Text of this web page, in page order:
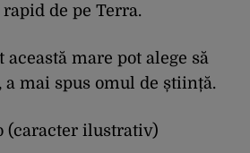
de pe Terra.
mare pot alege să
mai spus omul de știință.
(caracter ilustrativ)